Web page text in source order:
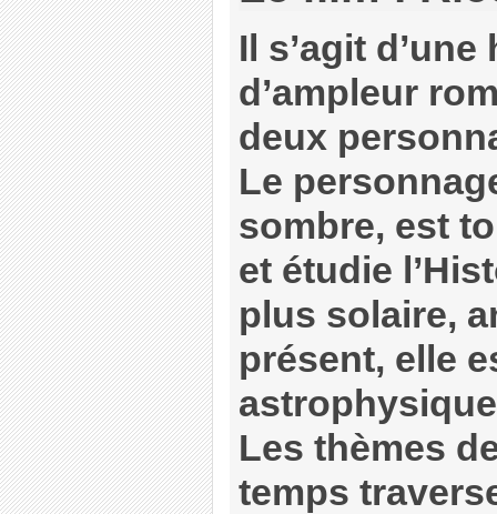
Il s’agit
d’ampleur
deux
Le
sombre, est
et étudie
plus solaire,
présent, elle
Les thèmes
temps